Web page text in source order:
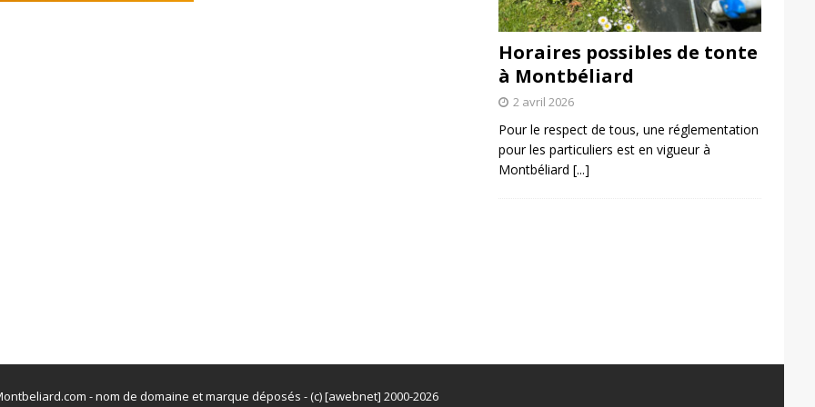
Horaires possibles de tonte
à Montbéliard
2 avril 2026
Pour le respect de tous, une réglementation
pour les particuliers est en vigueur à
Montbéliard [...]
- nom de domaine et marque déposés - (c) [awebnet] 2000-2026